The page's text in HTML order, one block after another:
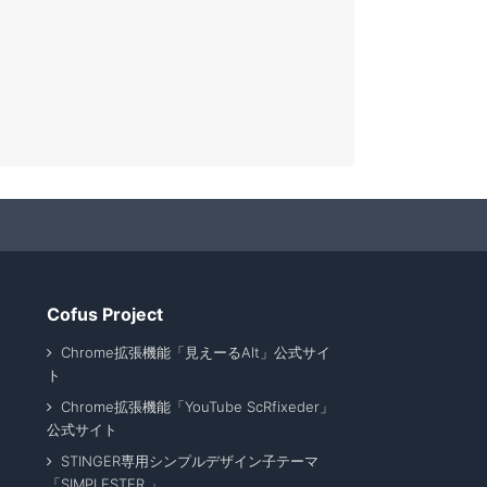
Cofus Project
Chrome拡張機能「見えーるAlt」公式サイ
ト
Chrome拡張機能「YouTube ScRfixeder」
公式サイト
STINGER専用シンプルデザイン子テーマ
「SIMPLESTER 」